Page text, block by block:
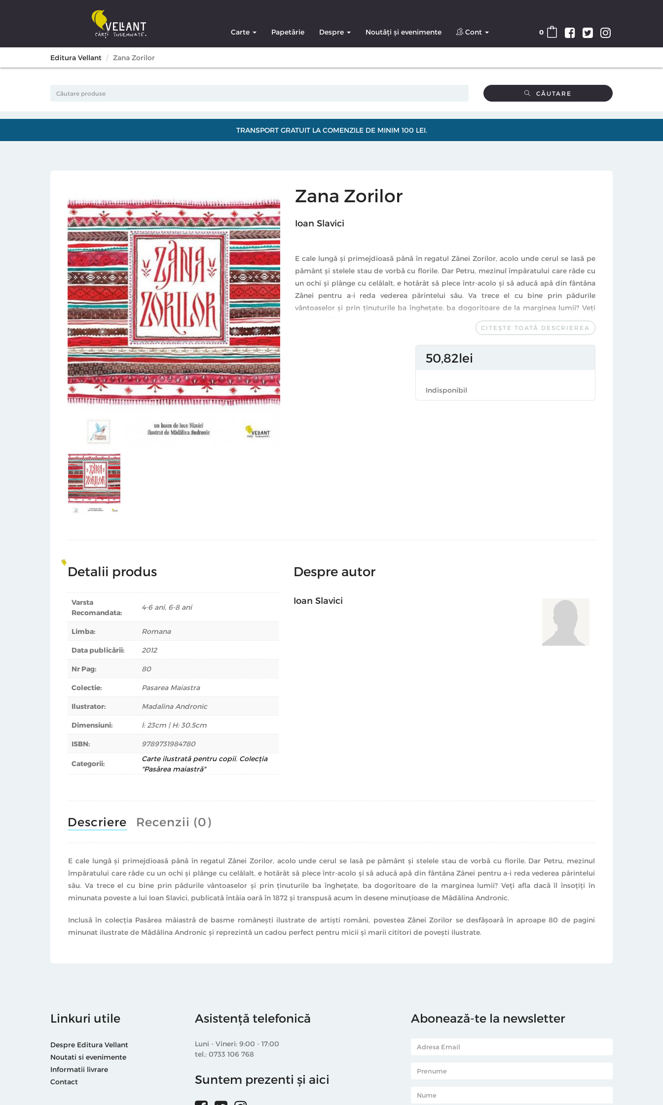
0
Carte Papetărie Despre Noutăți și evenimente Cont
Editura Vellant Zana Zorilor
CĂUTARE
TRANSPORT GRATUIT LA COMENZILE DE MINIM 100 LEI.
Zana Zorilor
Ioan Slavici
E cale lungă şi primejdioasă până în regatul Zânei Zorilor, acolo unde cerul se lasă pe
pământ şi stelele stau de vorbă cu florile. Dar Petru, mezinul împăratului care râde cu
un ochi şi plânge cu celălalt, e hotărât să plece într-acolo şi să aducă apă din fântâna
Zânei pentru a-i reda vederea părintelui său. Va trece el cu bine prin pădurile
vântoaselor şi prin ţinuturile ba îngheţate, ba dogoritoare de la marginea lumii? Veţi
afla dacă îl însoţiţi în minunata poveste a lui Ioan Slavici, publicată întâia oară în 1872 şi
transpusă acum în desene minuţioase de Mădălina Andronic.
Inclusă în colecţia Pasărea măiastră de basme româneşti ilustrate de artişti români,
CITEȘTE TOATĂ DESCRIEREA
50 82lei
Indisponibil
Detalii produs
Varsta
Recomandata:
4-6 ani, 6-8 ani
Limba: Romana
Data publicării: 2012
Nr Pag: 80
Colectie: Pasarea Maiastra
Ilustrator: Madalina Andronic
Dimensiuni: l: 23cm | H: 30.5cm
ISBN: 9789731984780
Categorii:
Carte ilustrată pentru copii, Colecția
"Pasărea maiastră"
Despre autor
Ioan Slavici
Descriere Recenzii (0)
E cale lungă şi primejdioasă până în regatul Zânei Zorilor, acolo unde cerul se lasă pe pământ şi stelele stau de vorbă cu florile. Dar Petru, mezinul
împăratului care râde cu un ochi şi plânge cu celălalt, e hotărât să plece într-acolo şi să aducă apă din fântâna Zânei pentru a-i reda vederea părintelui
său. Va trece el cu bine prin pădurile vântoaselor şi prin ţinuturile ba îngheţate, ba dogoritoare de la marginea lumii? Veţi afla dacă îl însoţiţi în
minunata poveste a lui Ioan Slavici, publicată întâia oară în 1872 şi transpusă acum în desene minuţioase de Mădălina Andronic.
Inclusă în colecţia Pasărea măiastră de basme româneşti ilustrate de artişti români, povestea Zânei Zorilor se desfăşoară în aproape 80 de pagini
minunat ilustrate de Mădălina Andronic şi reprezintă un cadou perfect pentru micii şi marii cititori de poveşti ilustrate.
Linkuri utile
Despre Editura Vellant
Noutati si evenimente
Informatii livrare
Contact
Asistență telefonică
Luni - Vineri: 9:00 - 17:00
tel.: 0733 106 768
Suntem prezenti și aici
Abonează-te la newsletter